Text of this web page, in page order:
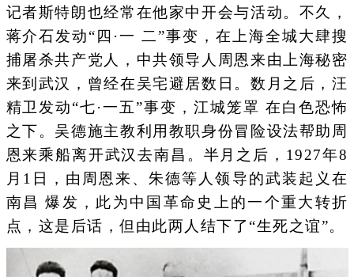
记者斯特朗也经常在他家中开会与活动。不久，
蒋介石发动“四·一 二”事变，在上海全城大肆搜
捕屠杀共产党人，中共领导人周恩来由上海秘密
来到武汉，曾经在吴宅避居数日。数月之后，汪
精卫发动“七·一五”事变，江城笼罩 在白色恐怖
之下。吴德施主教利用教职身份冒险设法帮助周
恩来乘船离开武汉去南昌。半月之后，1927年8
月1日，由周恩来、朱德等人领导的武装起义在
南昌 爆发，此为中国革命史上的一个重大转折
点，这是后话，但由此两人结下了“生死之谊”。